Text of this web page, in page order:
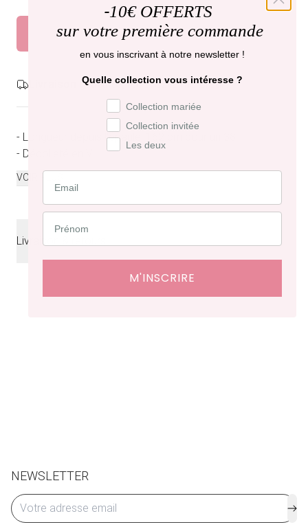
Épuisé
Prévenez-moi
Livraison gratuite,recevez-la mercredi .
- Longueur depuis l’épaule: 162 cm pour un 38
- Décolleté en V...
VOIR PLUS
Livraison & retours
offerte en France à partir de 200€ d'achat.
NEWSLETTER
-10€ OFFERTS
sur votre première commande
en vous inscrivant à notre newsletter !
Quelle collection vous intéresse ?
Préférence de collection
Collection mariée
Collection invitée
Les deux
M'INSCRIRE